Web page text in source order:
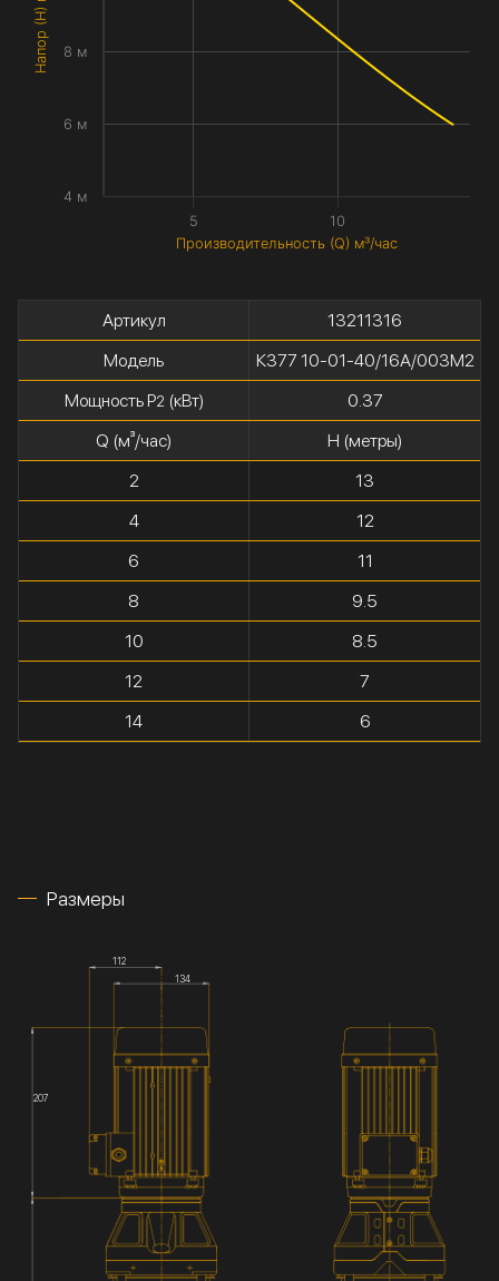
Производительность (Q) м³/час
10
5
4 м
6 м
8 м
Артикул
13211316
Модель
К377 10-01-40/16А/003М2
Мощность P2(кВт)
0.37
Q (м³/час)
H (метры)
2
13
4
12
6
11
8
9.5
10
8.5
12
7
14
6
Размеры
112
134
207